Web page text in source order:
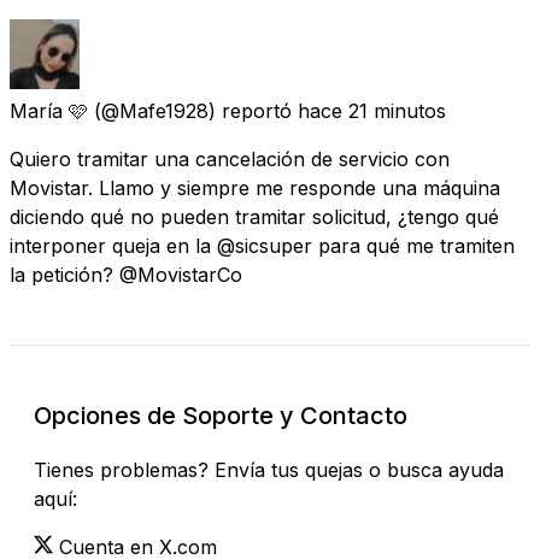
María 🩷 (@Mafe1928) reportó hace 21 minutos
Quiero tramitar una cancelación de servicio con
Movistar. Llamo y siempre me responde una máquina
diciendo qué no pueden tramitar solicitud, ¿tengo qué
interponer queja en la @sicsuper para qué me tramiten
la petición? @MovistarCo
Opciones de Soporte y Contacto
Tienes problemas? Envía tus quejas o busca ayuda
aquí:
Cuenta en X.com